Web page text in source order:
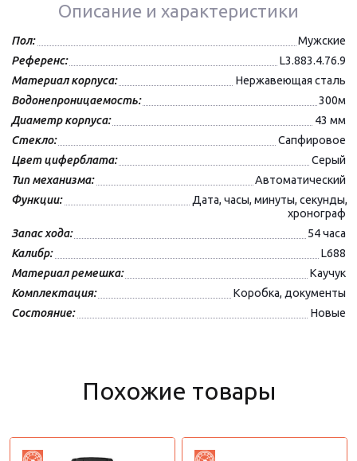
Описание и характеристики
Пол:
Мужские
Референс:
L3.883.4.76.9
Материал корпуса:
Нержавеющая сталь
Водонепроницаемость:
300м
Диаметр корпуса:
43 мм
Стекло:
Сапфировое
Цвет циферблата:
Серый
Тип механизма:
Автоматический
Функции:
Дата, часы, минуты, секунды,
хронограф
Запас хода:
54 часа
Калибр:
L688
Материал ремешка:
Каучук
Комплектация:
Коробка, документы
Состояние:
Новые
Похожие товары